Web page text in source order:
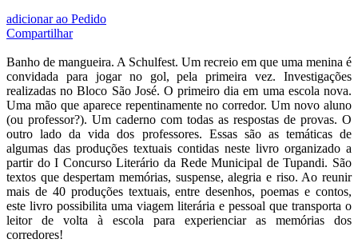
adicionar ao Pedido
Compartilhar
Banho de mangueira. A Schulfest. Um recreio em que uma menina é
convidada para jogar no gol, pela primeira vez. Investigações
realizadas no Bloco São José. O primeiro dia em uma escola nova.
Uma mão que aparece repentinamente no corredor. Um novo aluno
(ou professor?). Um caderno com todas as respostas de provas. O
outro lado da vida dos professores. Essas são as temáticas de
algumas das produções textuais contidas neste livro organizado a
partir do I Concurso Literário da Rede Municipal de Tupandi. São
textos que despertam memórias, suspense, alegria e riso. Ao reunir
mais de 40 produções textuais, entre desenhos, poemas e contos,
este livro possibilita uma viagem literária e pessoal que transporta o
leitor de volta à escola para experienciar as memórias dos
corredores!